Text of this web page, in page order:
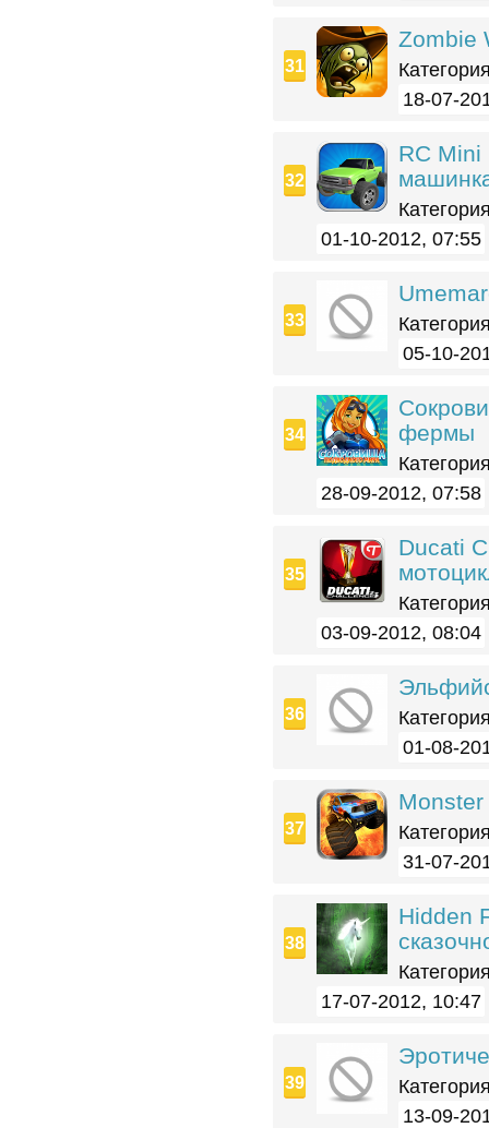
Zombie
18-07-
RC Mini
01-10-2012, 07:55
05-10-
фермы
28-09-2012, 07:58
Ducati
03-09-2012, 08:04
01-08-
Monster
31-07-
Hidden
17-07-2012, 10:47
13-09-